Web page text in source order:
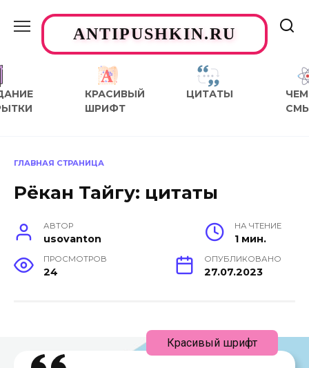
содержаниюANTIPUSHKIN.RU
КРАСИВЫЙ
ШРИФТ
ЦИТАТЫ
ЧЕМ
ГЛАВНАЯ СТРАНИЦА
Рёкан Тайгу: цитаты
АВТОР
usovanton
НА ЧТЕНИЕ
1 мин.
ПРОСМОТРОВ
24
ОПУБЛИКОВАНО
27.07.2023
Красивый шрифт